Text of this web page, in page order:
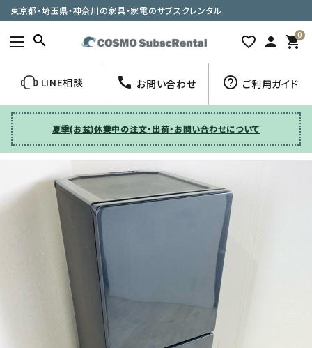
東京都・埼玉県・神奈川の家具・家電のサブスクレンタル
search favorite_border person 0
shopping_cart
LINE相談 call お問い合わせ help_outline ご利用ガイド
夏季(お盆)休業中の注文・出荷・お問い合わせについて